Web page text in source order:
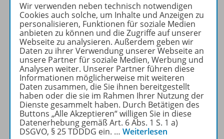
Produktinformationen
Wir verwenden neben technisch notwendigen
Cookies auch solche, um Inhalte und Anzeigen zu
personalisieren, Funktionen für soziale Medien
anbieten zu können und die Zugriffe auf unserer
Webseite zu analysieren. Außerdem geben wir
Daten zu ihrer Verwendung unserer Webseite an
unsere Partner für soziale Medien, Werbung und
Analysen weiter. Unserer Partner führen diese
Informationen möglicherweise mit weiteren
Daten zusammen, die Sie ihnen bereitgestellt
haben oder die sie im Rahmen Ihrer Nutzung der
Dienste gesammelt haben. Durch Betätigen des
Buttons „Alle Akzeptieren“ willigen Sie in diese
Datenerhebung gemäß Art. 6 Abs. 1 S. 1 a)
DSGVO, § 25 TDDDG ein. … Weiterlesen